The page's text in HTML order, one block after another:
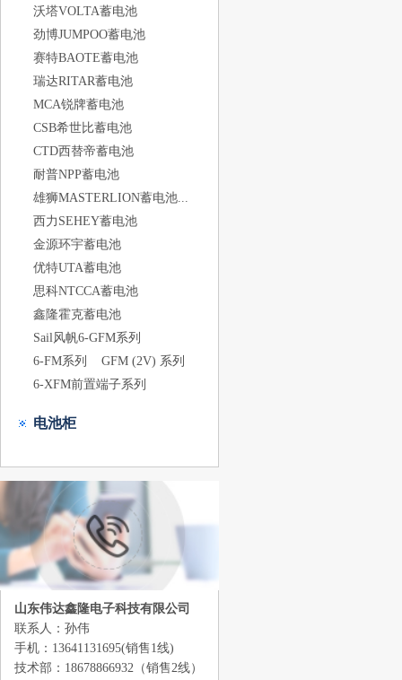
沃塔VOLTA蓄电池
劲博JUMPOO蓄电池
赛特BAOTE蓄电池
瑞达RITAR蓄电池
MCA锐牌蓄电池
CSB希世比蓄电池
CTD西替帝蓄电池
耐普NPP蓄电池
雄狮MASTERLION蓄电池...
西力SEHEY蓄电池
金源环宇蓄电池
优特UTA蓄电池
思科NTCCA蓄电池
鑫隆霍克蓄电池
Sail风帆6-GFM系列
6-FM系列
GFM (2V) 系列
6-XFM前置端子系列
电池柜
山东伟达鑫隆电子科技有限公司
联系人：孙伟
手机：13641131695(销售1线)
技术部：18678866932（销售2线）